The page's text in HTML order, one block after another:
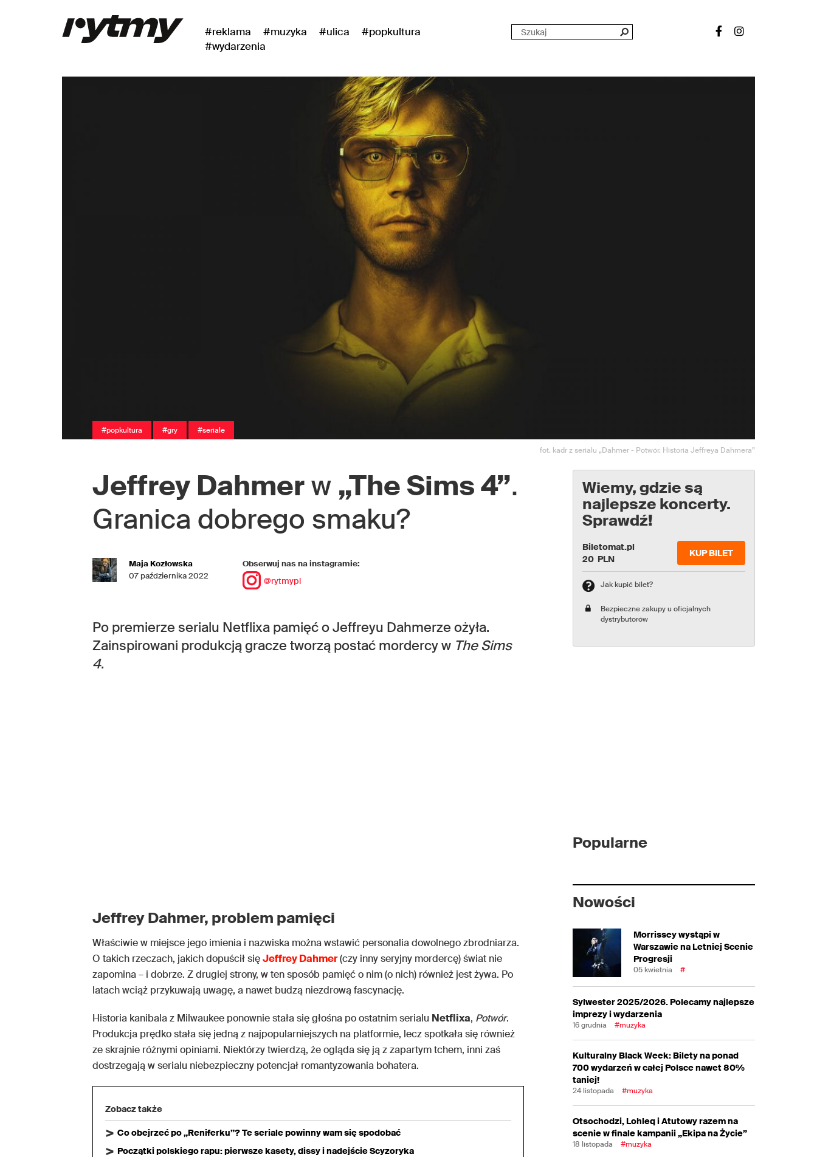
#reklama #muzyka #ulica
#popkultura
#wydarzenia
#popkultura #gry #seriale
fot. kadr z serialu „Dahmer - Potwór. Historia Jeffreya Dahmera”
Jeffrey Dahmerw „The Sims 4”.
Granica dobrego smaku?
Maja Kozłowska
07 października 2022
Obserwuj nas na instagramie:
@rytmypl
Po premierze serialu Netflixa pamięć o Jeffreyu Dahmerze ożyła.
Zainspirowani produkcją gracze tworzą postać mordercy w The Sims
4.
Jeffrey Dahmer, problem pamięci
Właściwie w miejsce jego imienia i nazwiska można wstawić personalia dowolnego zbrodniarza.
O takich rzeczach, jakich dopuścił sięJeffrey Dahmer(czy inny seryjny mordercę) świat nie
zapomina – i dobrze. Z drugiej strony, w ten sposób pamięć o nim (o nich) również jest żywa. Po
latach wciąż przykuwają uwagę, a nawet budzą niezdrową fascynację.
Historia kanibala z Milwaukee ponownie stała się głośna po ostatnim serialu Netflixa, Potwór.
Produkcja prędko stała się jedną z najpopularniejszych na platformie, lecz spotkała się również
ze skrajnie różnymi opiniami. Niektórzy twierdzą, że ogląda się ją z zapartym tchem, inni zaś
dostrzegają w serialu niebezpieczny potencjał romantyzowania bohatera.
Zobacz także
Co obejrzeć po „Reniferku”? Te seriale powinny wam się spodobać
Początki polskiego rapu: pierwsze kasety, dissy i nadejście Scyzoryka
Wiemy, gdzie są
najlepsze koncerty.
Sprawdź!
Biletomat.pl
20 PLN
KUP BILET
Jak kupić bilet?
Bezpieczne zakupy u oficjalnych
dystrybutorów
Popularne
Nowości
Morrissey wystąpi w
Warszawie na Letniej Scenie
Progresji
05 kwietnia #
Sylwester 2025/2026. Polecamy najlepsze
imprezy i wydarzenia
16 grudnia #muzyka
Kulturalny Black Week: Bilety na ponad
700 wydarzeń w całej Polsce nawet 80%
taniej!
24 listopada #muzyka
Otsochodzi, Lohleq i Atutowy razem na
scenie w finale kampanii „Ekipa na Życie”
18 listopada #muzyka